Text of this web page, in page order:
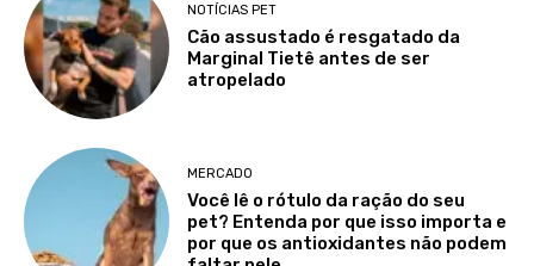
NOTÍCIAS PET
Cão assustado é resgatado da
Marginal Tietê antes de ser
atropelado
MERCADO
Você lê o rótulo da ração do seu
pet? Entenda por que isso importa e
por que os antioxidantes não podem